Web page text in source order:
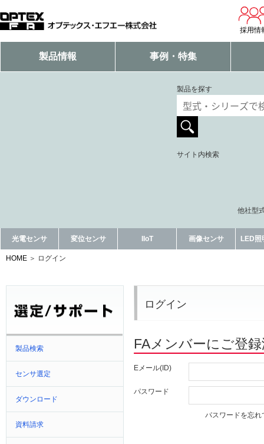
採用情
製品情報 事例・特集
製品を探す
サイト内検索
他社型
光電センサ 変位センサ IIoT 画像センサ LED照
HOME ログイン
製品検索
センサ選定
ダウンロード
資料請求
ログイン
FAメンバーにご登
Eメール(ID)
パスワード
パスワードを忘れ